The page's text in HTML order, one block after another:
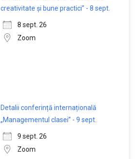
creativitate și bune practici” - 8 sept.
8 sept. 26
Zoom
Detalii conferință internațională
„Managementul clasei” - 9 sept.
9 sept. 26
Zoom